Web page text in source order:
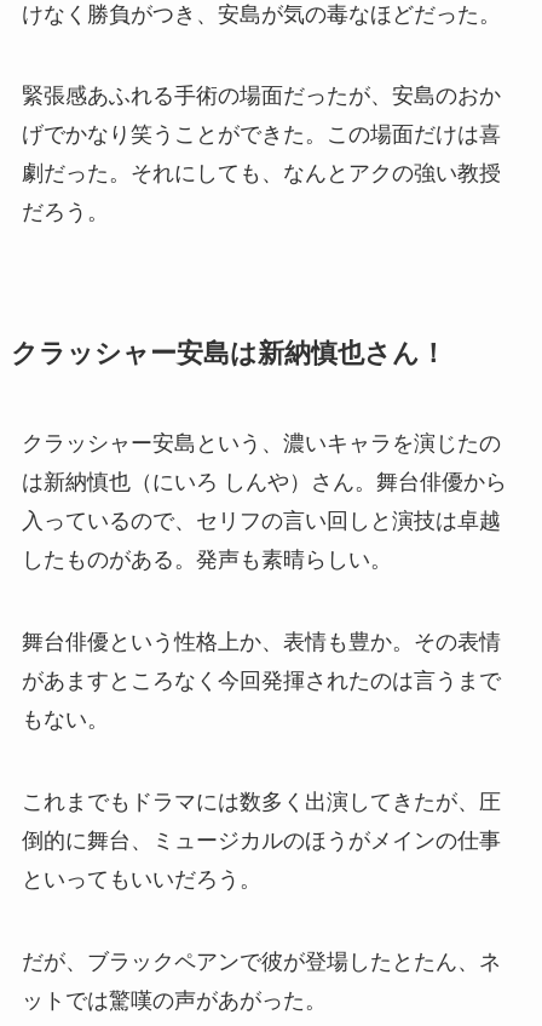
けなく勝負がつき、安島が気の毒なほどだった。
緊張感あふれる手術の場面だったが、安島のおか
げでかなり笑うことができた。この場面だけは喜
劇だった。それにしても、なんとアクの強い教授
だろう。
クラッシャー安島は新納慎也さん！
クラッシャー安島という、濃いキャラを演じたの
は新納慎也（にいろ しんや）さん。舞台俳優から
入っているので、セリフの言い回しと演技は卓越
したものがある。発声も素晴らしい。
舞台俳優という性格上か、表情も豊か。その表情
があますところなく今回発揮されたのは言うまで
もない。
これまでもドラマには数多く出演してきたが、圧
倒的に舞台、ミュージカルのほうがメインの仕事
といってもいいだろう。
だが、ブラックペアンで彼が登場したとたん、ネ
ットでは驚嘆の声があがった。